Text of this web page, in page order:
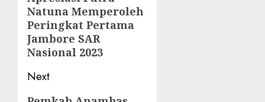
Natuna Memperoleh
Peringkat Pertama
Jambore SAR
Nasional 2023
Next
Next